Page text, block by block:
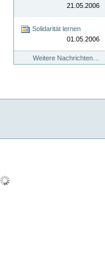
21.05.2006
Solidarität lernen
01.05.2006
Weitere Nachrichten…